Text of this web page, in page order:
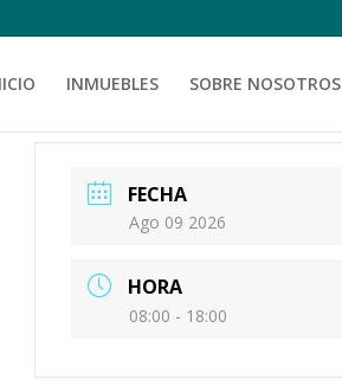
INMUEBLES SOBRE NOSOTROS
FECHA
Ago 09 2026
HORA
08:00 - 18:00